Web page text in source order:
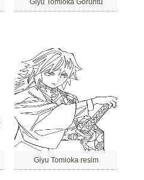
Giyu Tomioka Görüntü
Giyu Tomioka resim